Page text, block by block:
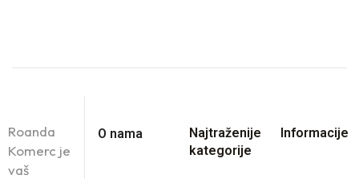
Roanda
Komerc je
vaš
O nama
Najtraženije
kategorije
Informacije